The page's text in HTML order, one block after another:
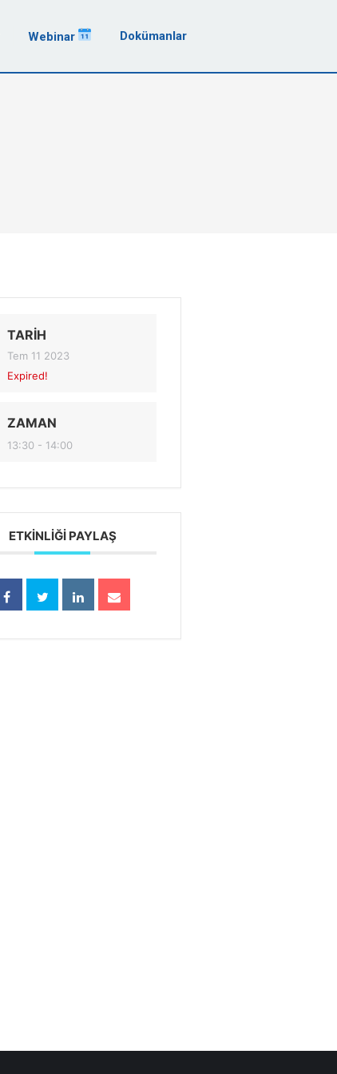
Webinar Dokümanlar
TARIH
Tem 11 2023
Expired!
ZAMAN
13:30 - 14:00
ETKINLIĞI PAYLAŞ